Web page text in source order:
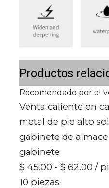
Productos
Recomendado por el
Venta caliente en
metal de pie alto
gabinete de
gabinete
$ 45.00 - $ 62.00 /
10 piezas